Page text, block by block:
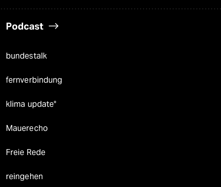
Podcast
bundestalk
fernverbindung
klima update°
Mauerecho
Freie Rede
reingehen